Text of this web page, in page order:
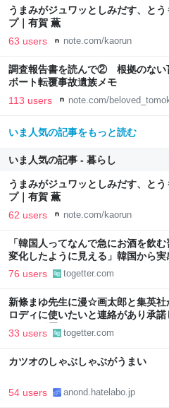
うまみがジュワッとしみだす、と
プ｜有賀 薫
63 users note.com/kaorun
調査報告書を読んで② 根拠のない
ボート転覆事故遺族メモ
113 users note.com/
いま人気の記事をもっと読む
いま人気の記事 - 暮らし
うまみがジュワッとしみだす、と
プ｜有賀 薫
62 users note.com/kaorun
「韓国人ってなんで急にお酒を飲
変化したように見える」韓国から
76 users togetter.com
新條まゆ先生に漫☆画太郎と集英
ロディに使いたいと連絡があり承
いものが届いた
33 users togetter.com
カツオのしゃぶしゃぶがうまい
54 users anond.hatelabo.jp